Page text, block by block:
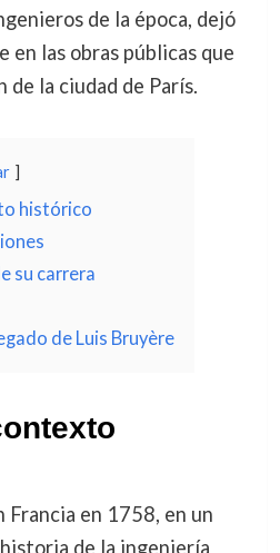
de la época, dejó
en las obras públicas que
de la ciudad de París.
histórico
su carrera
de Luis Bruyère
Francia en 1758, en un
de la ingeniería